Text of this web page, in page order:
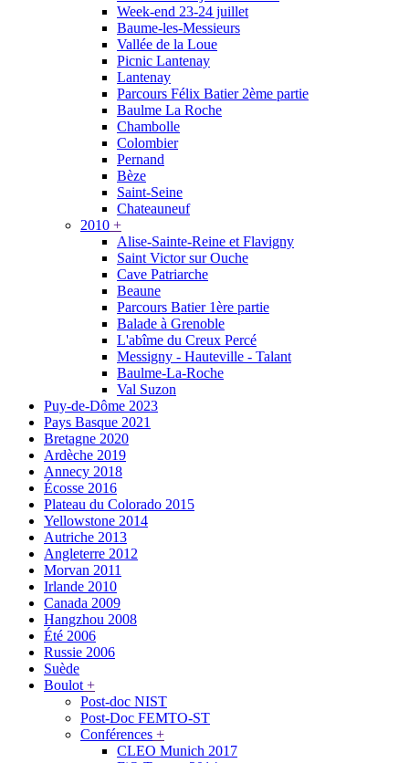
Week-end 23-24 juillet
Baume-les-Messieurs
Vallée de la Loue
Picnic Lantenay
Lantenay
Parcours Félix Batier 2ème partie
Baulme La Roche
Chambolle
Colombier
Pernand
Bèze
Saint-Seine
Chateauneuf
2010 +
Alise-Sainte-Reine et Flavigny
Saint Victor sur Ouche
Cave Patriarche
Beaune
Parcours Batier 1ère partie
Balade à Grenoble
L'abîme du Creux Percé
Messigny - Hauteville - Talant
Baulme-La-Roche
Val Suzon
Puy-de-Dôme 2023
Pays Basque 2021
Bretagne 2020
Ardèche 2019
Annecy 2018
Écosse 2016
Plateau du Colorado 2015
Yellowstone 2014
Autriche 2013
Angleterre 2012
Morvan 2011
Irlande 2010
Canada 2009
Hangzhou 2008
Été 2006
Russie 2006
Suède
Boulot +
Post-doc NIST
Post-Doc FEMTO-ST
Conférences +
CLEO Munich 2017